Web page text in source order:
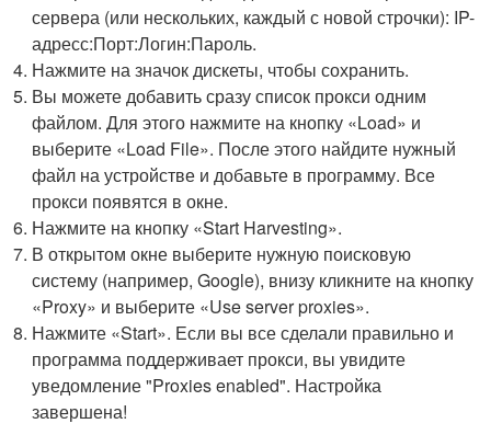
сервера (или нескольких, каждый с новой строчки): IP-
адресс:Порт:Логин:Пароль.
Нажмите на значок дискеты, чтобы сохранить.
Вы можете добавить сразу список прокси одним
файлом. Для этого нажмите на кнопку «Load» и
выберите «Load File». После этого найдите нужный
файл на устройстве и добавьте в программу. Все
прокси появятся в окне.
Нажмите на кнопку «Start Harvesting».
В открытом окне выберите нужную поисковую
систему (например, Google), внизу кликните на кнопку
«Proxy» и выберите «Use server proxies».
Нажмите «Start». Если вы все сделали правильно и
программа поддерживает прокси, вы увидите
уведомление "Proxies enabled". Настройка
завершена!